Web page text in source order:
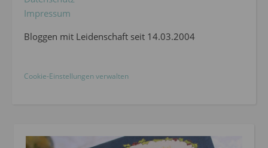
Impressum
Bloggen mit Leidenschaft seit 14.03.2004
Cookie-Einstellungen verwalten